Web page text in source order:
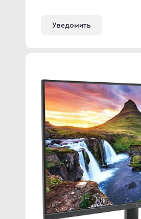
Уведомить